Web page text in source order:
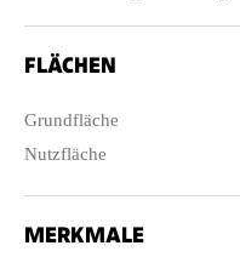
FLÄCHEN
Grundfläche
Nutzfläche
MERKMALE